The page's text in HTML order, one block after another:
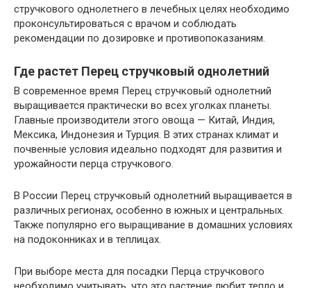
стручкового однолетнего в лечебных целях необходимо
проконсультироваться с врачом и соблюдать
рекомендации по дозировке и противопоказаниям.
Где растет Перец стручковый однолетний
В современное время Перец стручковый однолетний
выращивается практически во всех уголках планеты.
Главные производители этого овоща — Китай, Индия,
Мексика, Индонезия и Турция. В этих странах климат и
почвенные условия идеально подходят для развития и
урожайности перца стручкового.
В России Перец стручковый однолетний выращивается в
различных регионах, особенно в южных и центральных.
Также популярно его выращивание в домашних условиях
на подоконниках и в теплицах.
При выборе места для посадки Перца стручкового